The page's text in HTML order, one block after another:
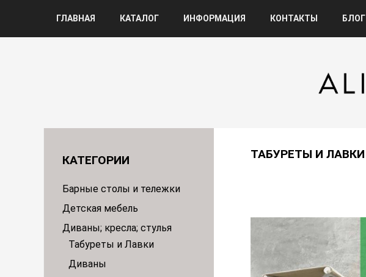
ГЛАВНАЯ КАТАЛОГ ИНФОРМАЦИЯ КОНТАКТЫ БЛОГ
КАТЕГОРИИ
Барные столы и тележки
Детская мебель
Диваны; кресла; стулья
Табуреты и Лавки
Диваны
ТАБУРЕТЫ И ЛАВКИ